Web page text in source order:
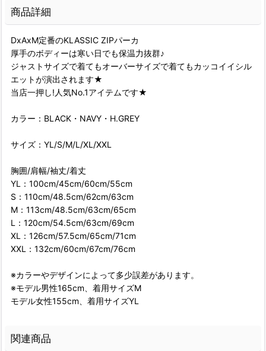
商品詳細
DxAxM定番のKLASSIC ZIPパーカ
厚手のボディーは寒い日でも保温力抜群♪
ジャストサイズで着てもオーバーサイズで着てもカッコイイシル
エットが演出されます★
当店一押し!人気No.1アイテムです★
カラー：BLACK・NAVY・H.GREY
サイズ：YL/S/M/L/XL/XXL
胸囲/肩幅/袖丈/着丈
YL：100cm/45cm/60cm/55cm
S：110cm/48.5cm/62cm/63cm
M：113cm/48.5cm/63cm/65cm
L：120cm/54.5cm/63cm/69cm
XL：126cm/57.5cm/65cm/71cm
XXL：132cm/60cm/67cm/76cm
※カラーやデザインによって多少誤差があります。
※モデル男性165cm、着用サイズM
モデル女性155cm、着用サイズYL
関連商品